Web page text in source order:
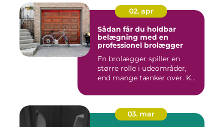
02. apr
Sådan får du holdbar
belægning med en
professionel brolægger
En brolægger spiller en
større rolle i udeområder,
end mange tænker over. K...
03. mar